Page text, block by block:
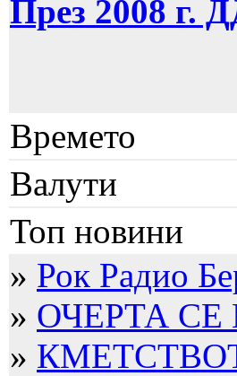
През 2008 г.
Времето
Валути
Топ новини
» Рок Радио
» ОЧЕРТА
»